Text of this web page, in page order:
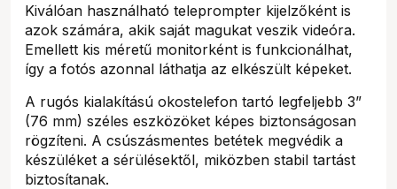
Kiválóan használható teleprompter kijelzőként is
azok számára, akik saját magukat veszik videóra.
Emellett kis méretű monitorként is funkcionálhat,
így a fotós azonnal láthatja az elkészült képeket.
A rugós kialakítású okostelefon tartó legfeljebb 3”
(76 mm) széles eszközöket képes biztonságosan
rögzíteni. A csúszásmentes betétek megvédik a
készüléket a sérülésektől, miközben stabil tartást
biztosítanak.